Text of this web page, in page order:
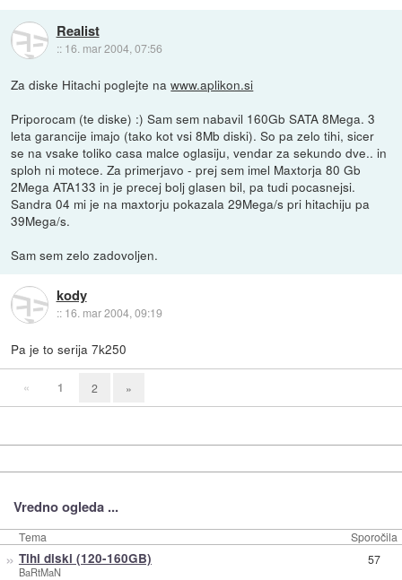
Realist
:: 16. mar 2004, 07:56
Za diske Hitachi poglejte nawww.aplikon.si
Priporocam (te diske) :) Sam sem nabavil 160Gb SATA 8Mega. 3
leta garancije imajo (tako kot vsi 8Mb diski). So pa zelo tihi, sicer
se na vsake toliko casa malce oglasiju, vendar za sekundo dve.. in
sploh ni motece. Za primerjavo - prej sem imel Maxtorja 80 Gb
2Mega ATA133 in je precej bolj glasen bil, pa tudi pocasnejsi.
Sandra 04 mi je na maxtorju pokazala 29Mega/s pri hitachiju pa
39Mega/s.
Sam sem zelo zadovoljen.
kody
:: 16. mar 2004, 09:19
Pa je to serija 7k250
« 1 2 »
Vredno ogleda ...
Tema Sporočila
» Tihi diski (120-160GB)
BaRtMaN
57